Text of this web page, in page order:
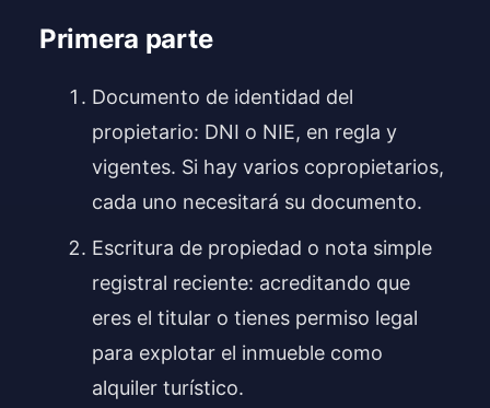
Primera parte
Documento de identidad del
propietario: DNI o NIE, en regla y
vigentes. Si hay varios copropietarios,
cada uno necesitará su documento.
Escritura de propiedad o nota simple
registral reciente: acreditando que
eres el titular o tienes permiso legal
para explotar el inmueble como
alquiler turístico.